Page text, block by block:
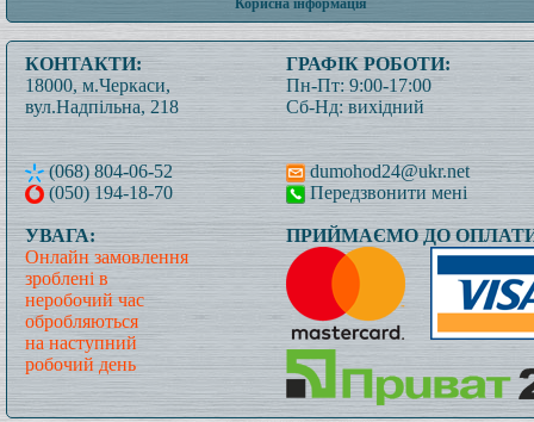
Корисна інформація
КОНТАКТИ:
18000, м.Черкаси,
вул.Надпільна, 218
(068) 804-06-52
(050) 194-18-70
ГРАФІК РОБОТИ:
Пн-Пт: 9:00-17:00
Сб-Нд: вихідний
dumohod24@ukr.net
Передзвонити мені
УВАГА:
Онлайн замовлення
зроблені в
неробочий час
обробляються
на наступний
робочий день
ПРИЙМАЄМО ДО